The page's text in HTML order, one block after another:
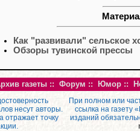
Как "развивали" сельское
Обзоры тувинской прессы
газеты :: Форум :: Юмор ::
несут авторы.
отражает точку
При полном или
ссылка на газету
изданий